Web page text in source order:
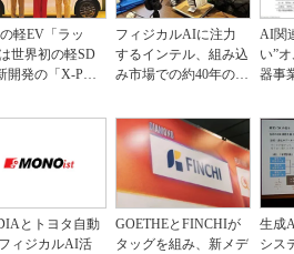
軽EV「ラッ
世界初の軽SD
開発の「X-PAC
フィジカルAIに注力
するインテル、組み込
み市場での約40年の実
AI関
い”
器事
とトヨタ自動
ィジカルAI活
GOETHEとFINCHIが
タッグを組み、新メデ
生成
シス